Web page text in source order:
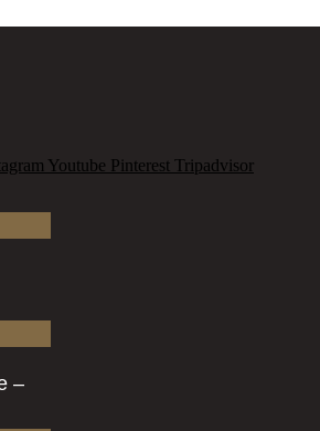
Youtube Pinterest Tripadvisor
–